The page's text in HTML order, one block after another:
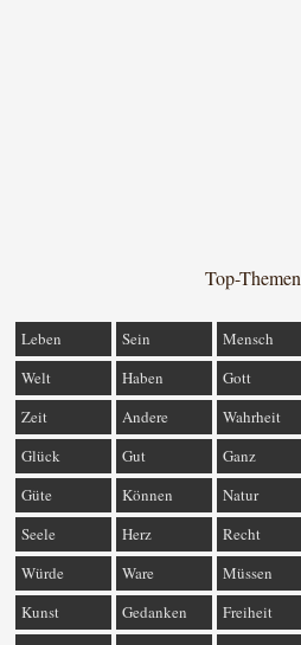
Top-Themen
Leben Sein Mensch
Welt
Haben Gott
Zeit
Andere Wahrheit
Glück
Gut Ganz
Güte
Können Natur
Seele
Herz Recht
Würde
Ware Müssen
Kunst
Gedanken Freiheit